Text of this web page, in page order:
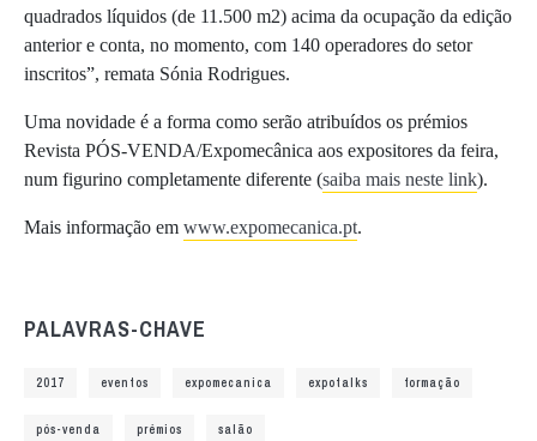
quadrados líquidos (de 11.500 m2) acima da ocupação da edição
anterior e conta, no momento, com 140 operadores do setor
inscritos”, remata Sónia Rodrigues.
Uma novidade é a forma como serão atribuídos os prémios
Revista PÓS-VENDA/Expomecânica aos expositores da feira,
num figurino completamente diferente (saiba mais neste link).
Mais informação em www.expomecanica.pt.
PALAVRAS-CHAVE
2017 eventos expomecanica expotalks formação
pós-venda prémios salão